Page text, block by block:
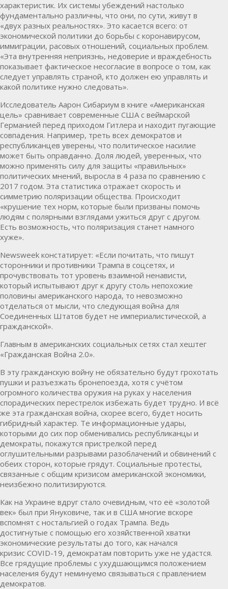
характеристик. Их системы убеждений настолько
фундаментально различны, что они, по сути, живут в
«двух разных реальностях». Это касается всего: от
экономической политики до борьбы с коронавирусом,
иммиграции, расовых отношений, социальных проблем.
«Эта внутренняя неприязнь, недоверие и враждебность
показывает фактическое несогласие в вопросе о том, как
следует управлять страной, кто должен ею управлять и
какой политике нужно следовать».
Исследователь Аарон Сибариум в книге «Американская
цель» сравнивает современные США с веймарской
Германией перед приходом Гитлера и находит пугающие
совпадения. Например, треть всех демократов и
республиканцев уверены, что политическое насилие
может быть оправданно. Доля людей, уверенных, что
можно применять силу для защиты «правильных»
политических мнений, выросла в 4 раза по сравнению с
2017 годом. Эта статистика отражает скорость и
симметрию поляризации общества. Происходит
«крушение тех норм, которые были призваны помочь
людям с полярными взглядами ужиться друг с другом.
Есть возможность, что поляризация станет намного
хуже».
Newsweek констатирует: «Если почитать, что пишут
сторонники и противники Трампа в соцсетях, и
прочувствовать тот уровень взаимной ненависти,
который испытывают друг к другу столь непохожие
половины американского народа, то невозможно
отделаться от мысли, что следующая война для
Соединенных Штатов будет не империалистической, а
гражданской».
Главным в американских социальных сетях стал хештег
«Гражданская Война 2.0».
В эту гражданскую войну не обязательно будут грохотать
пушки и разъезжать бронепоезда, хотя с учётом
огромного количества оружия на руках у населения
спорадических перестрелок избежать будет трудно. И всё
же эта гражданская война, скорее всего, будет носить
гибридный характер. Те информационные удары,
которыми до сих пор обменивались республиканцы и
демократы, покажутся пристрелкой перед
оглушительными разрывами разоблачений и обвинений с
обеих сторон, которые грядут. Социальные протесты,
связанные с общим кризисом американской экономики,
неизбежно политизируются.
Как на Украине вдруг стало очевидным, что её «золотой
век» был при Януковиче, так и в США многие вскоре
вспомнят с ностальгией о годах Трампа. Ведь
достигнутые с помощью его хозяйственной хватки
экономические результаты до того, как начался
кризис COVID-19, демократам повторить уже не удастся.
Все грядущие проблемы с ухудшающимся положением
населения будут неминуемо связываться с правлением
демократов.